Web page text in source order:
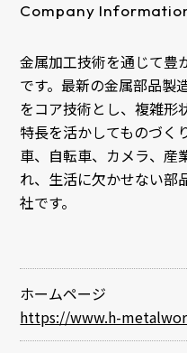
Company
金属加工技術を通じて豊
です。最新の金属部品製
をコア技術とし、複雑形
特長を活かしてものづく
車、自転車、カメラ、産
れ、生活に欠かせない部
社です。
ホームページ
https://www.h-